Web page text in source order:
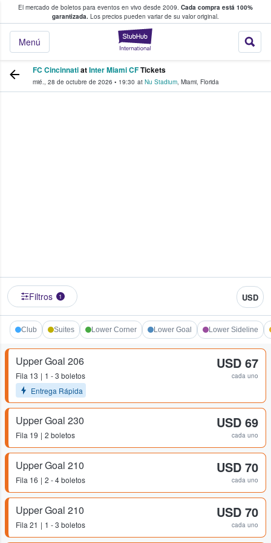
El mercado de boletos para eventos en vivo desde 2009. Cada compra está 100%
garantizada. Los precios pueden variar de su valor original.
StubHub: donde
Menú
fans compran y venden boletos
FC CincinnatiatInter Miami CFTickets
mié., 28 de octubre de 2026 • 19:30 at Nu Stadium, Miami, Florida
Filtros 1 USD
Club Suites Lower Corner Lower Goal Lower Sideline
Upper Goal 206
Fila 13
1 - 3 boletos
Entrega Rápida
USD 67
cada uno
Upper Goal 230
Fila 19 2 boletos
USD 69
cada uno
Upper Goal 210
Fila 16 2 - 4 boletos
USD 70
cada uno
Upper Goal 210
Fila 21 1 - 3 boletos
USD 70
cada uno